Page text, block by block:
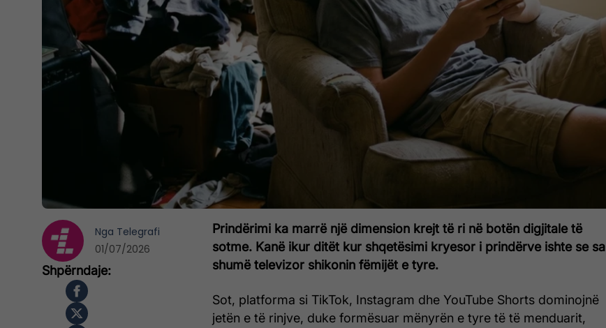
Prindërimi ka marrë një dimension krejt të ri në botën digjitale të
sotme. Kanë ikur ditët kur shqetësimi kryesor i prindërve ishte se sa
shumë televizor shikonin fëmijët e tyre.
Sot, platforma si TikTok, Instagram dhe YouTube Shorts dominojnë
jetën e të rinjve, duke formësuar mënyrën e tyre të të menduarit,
Nga Telegrafi
01/07/2026